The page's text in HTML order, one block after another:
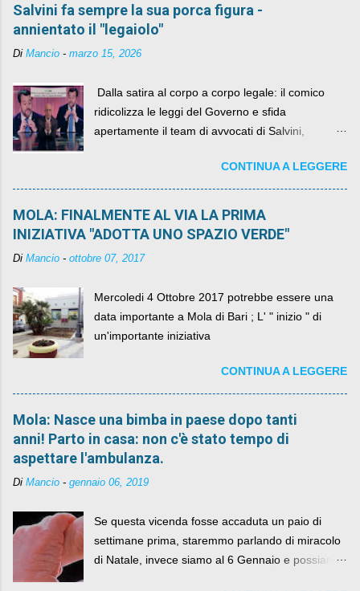
Salvini fa sempre la sua porca figura -
annientato il "legaiolo"
Di Mancio - marzo 15, 2026
​ Dalla satira al corpo a corpo legale: il comico
ridicolizza le leggi del Governo e sfida
apertamente il team di avvocati di Salvini,
CONTINUA A LEGGERE
MOLA: FINALMENTE AL VIA LA PRIMA
INIZIATIVA "ADOTTA UNO SPAZIO VERDE"
Di Mancio - ottobre 07, 2017
Mercoledi 4 Ottobre 2017 potrebbe essere una
data importante a Mola di Bari ; L' " inizio " di
un'importante iniziativa
CONTINUA A LEGGERE
Mola: Nasce una bimba in paese dopo tanti
anni! Parto in casa: non c'è stato tempo di
aspettare l'ambulanza.
Di Mancio - gennaio 06, 2019
Se questa vicenda fosse accaduta un paio di
settimane prima, staremmo parlando di miracolo
di Natale, invece siamo al 6 Gennaio e possiamo